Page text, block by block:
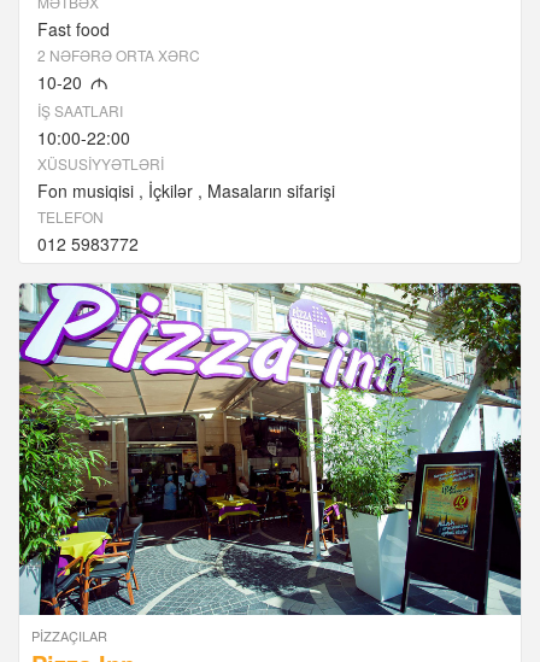
Fast food
2 NƏFƏRƏ ORTA XƏRC
10-20 M
İŞ SAATLARI
10:00-22:00
XÜSUSIYYƏTLƏRI
Fon musiqisi İçkilər Masaların sifarişi
TELEFON
012 5983772
PIZZAÇILAR